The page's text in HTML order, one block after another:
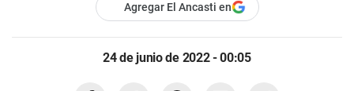
Agregar El Ancasti en
24 de junio de 2022 - 00:05